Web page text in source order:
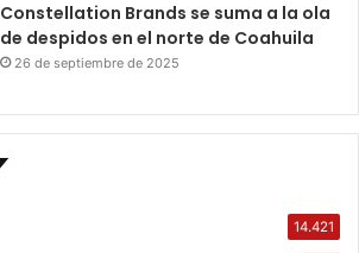
Constellation Brands se suma a la ola
de despidos en el norte de Coahuila
26 de septiembre de 2025
14.421